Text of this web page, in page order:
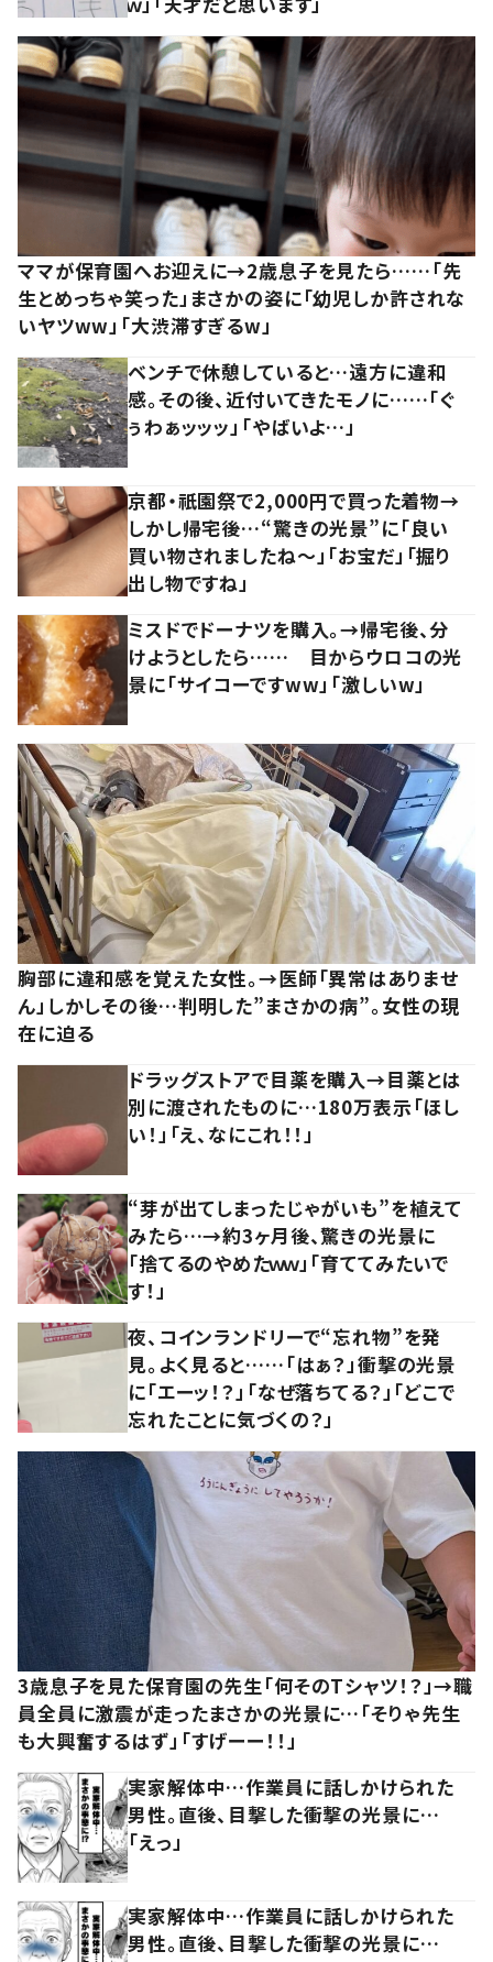
ママが保育園へお迎えに→2歳息子を見たら……「先
生とめっちゃ笑った」まさかの姿に「幼児しか許されな
いヤツww」「大渋滞すぎるw」
ベンチで休憩していると…遠方に違和
感。その後、近付いてきたモノに……「ぐ
ぅわぁッッッ」「やばいよ…」
京都・祇園祭で2,000円で買った着物→
しかし帰宅後…“驚きの光景”に「良い
買い物されましたね～」「お宝だ」「掘り
出し物ですね」
ミスドでドーナツを購入。→帰宅後、分
けようとしたら…… 目からウロコの光
景に「サイコーですww」「激しいw」
胸部に違和感を覚えた女性。→医師「異常はありませ
ん」しかしその後…判明した”まさかの病”。女性の現
在に迫る
ドラッグストアで目薬を購入→目薬とは
別に渡されたものに…180万表示「ほし
い！」「え、なにこれ！！」
“芽が出てしまったじゃがいも”を植えて
みたら…→約3ヶ月後、驚きの光景に
「捨てるのやめたｗｗ」「育ててみたいで
す！」
夜、コインランドリーで“忘れ物”を発
見。よく見ると……「はぁ？」衝撃の光景
に「エーッ！？」「なぜ落ちてる？」「どこで
忘れたことに気づくの？」
3歳息子を見た保育園の先生「何そのTシャツ！？」→職
員全員に激震が走ったまさかの光景に…「そりゃ先生
も大興奮するはず」「すげーー！！」
実家解体中…作業員に話しかけられた
男性。直後、目撃した衝撃の光景に…
「えっ」
実家解体中…作業員に話しかけられた
男性。直後、目撃した衝撃の光景に…